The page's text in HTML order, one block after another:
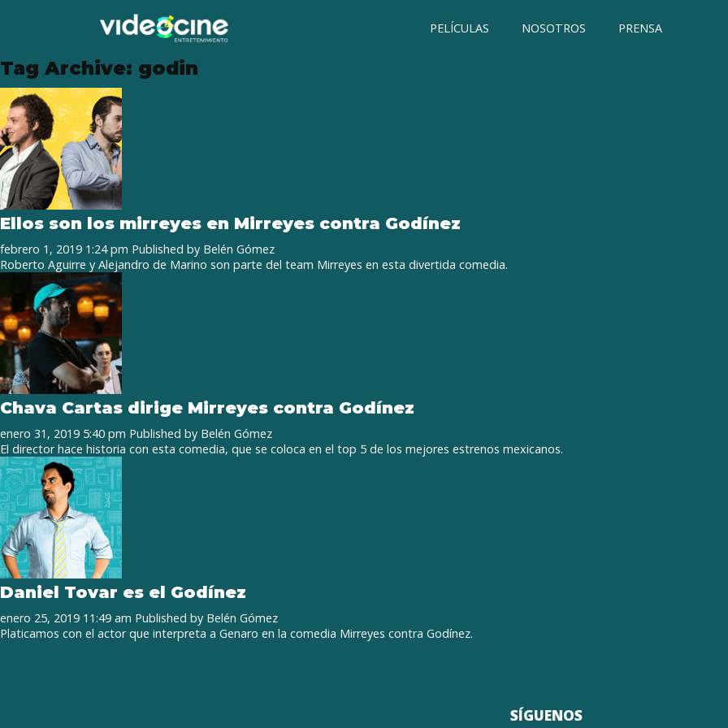
PELÍCULAS NOSOTROS PRENSA
Tag Archive: godin
Ellos son los mirreyes en Mirreyes contra Godínez
febrero 1, 2019 1:24 pm Published by Belén Gómez
Roberto Aguirre y Alejandro de Marino son parte del team Mirreyes en esta divertida comedia.
Chava Cartas dirige Mirreyes contra Godínez
enero 31, 2019 5:40 pm Published by Belén Gómez
El director hace historia con esta comedia, que se coloca en el top 5 de los mejores estrenos mexicanos.
Daniel Tovar es el Godínez
enero 25, 2019 11:49 am Published by Belén Gómez
Platicamos con el actor que interpreta a Genaro en la comedia Mirreyes contra Godínez.
SÍGUENOS